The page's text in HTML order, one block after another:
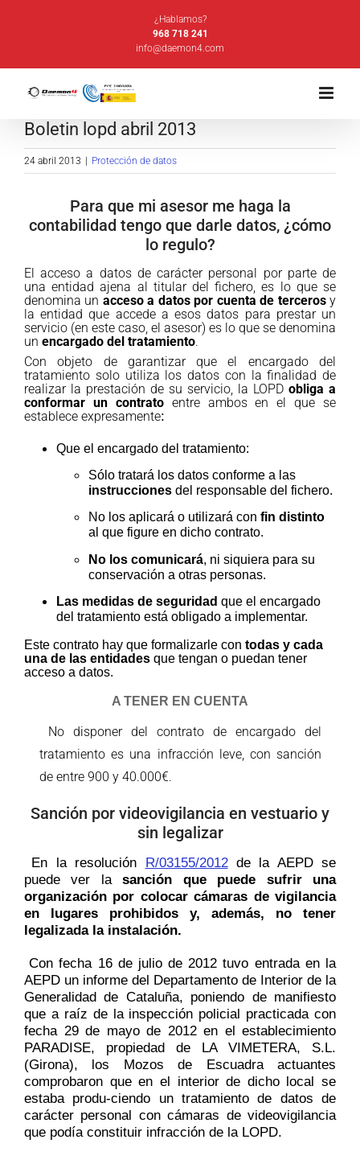
¿Hablamos?
968 718 241
info@daemon4.com
Boletin lopd abril 2013
24 abril 2013 Protección de datos
Para que mi asesor me haga la
contabilidad tengo que darle datos, ¿cómo
lo regulo?
El acceso a datos de carácter personal por parte de
una entidad ajena al titular del fichero, es lo que se
denomina un acceso a datos por cuenta de tercerosy
la entidad que accede a esos datos para prestar un
servicio (en este caso, el asesor) es lo que se denomina
un encargado del tratamiento.
Con objeto de garantizar que el encargado del
tratamiento solo utiliza los datos con la finalidad de
realizar la prestación de su servicio, la LOPD obliga a
conformar un contrato entre ambos en el que se
establece expresamente:
Que el encargado del tratamiento:
Sólo tratará los datos conforme a las
instrucciones del responsable del fichero.
No los aplicará o utilizará con fin distinto
al que figure en dicho contrato.
No los comunicará, ni siquiera para su
conservación a otras personas.
Las medidas de seguridad que el encargado
del tratamiento está obligado a implementar.
Este contrato hay que formalizarle con todas y cada
una de las entidades que tengan o puedan tener
acceso a datos.
A TENER EN CUENTA
No disponer del contrato de encargado del
tratamiento es una infracción leve, con sanción
de entre 900 y 40.000€.
Sanción por videovigilancia en vestuario y
sin legalizar
En la resolución R/03155/2012de la AEPD se
puede ver lasanción que puede sufrir una
organización por colocar cámaras de vigilancia
en lugares prohibidos y, además, no tener
legalizada la instalación.
Con fecha 16 de julio de 2012 tuvo entrada en la
AEPD un informe del Departamento de Interior de la
Generalidad de Cataluña, poniendo de manifiesto
que a raíz de la inspección policial practicada con
fecha 29 de mayo de 2012 en el establecimiento
PARADISE, propiedad de LA VIMETERA, S.L.
(Girona), los Mozos de Escuadra actuantes
comprobaron que en el interior de dicho local se
estaba produ-ciendo un tratamiento de datos de
carácter personal con cámaras de videovigilancia
que podía constituir infracción de la LOPD.